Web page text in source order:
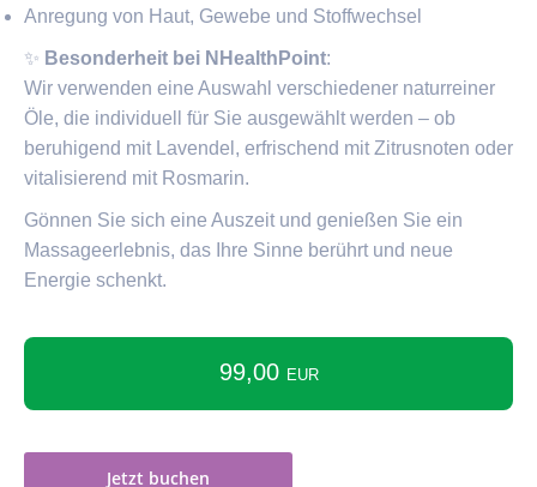
Anregung von Haut, Gewebe und Stoffwechsel
✨ Besonderheit bei NHealthPoint:
Wir verwenden eine Auswahl verschiedener naturreiner
Öle, die individuell für Sie ausgewählt werden – ob
beruhigend mit Lavendel, erfrischend mit Zitrusnoten oder
vitalisierend mit Rosmarin.
Gönnen Sie sich eine Auszeit und genießen Sie ein
Massageerlebnis, das Ihre Sinne berührt und neue
Energie schenkt.
99,00 EUR
Jetzt buchen